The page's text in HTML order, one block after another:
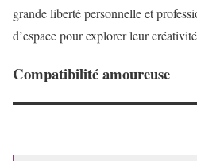
grande liberté personnelle et
d’espace pour explorer leur
Compatibilité amoureuse